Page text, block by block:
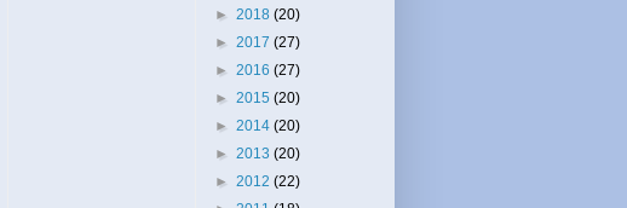
► 2018 (20)
► 2017 (27)
► 2016 (27)
► 2015 (20)
► 2014 (20)
► 2013 (20)
► 2012 (22)